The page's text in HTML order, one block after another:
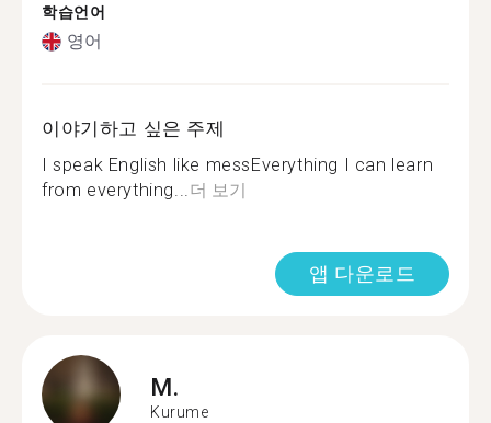
학습언어
영어
이야기하고 싶은 주제
I speak English like messEverything I can learn
from everything...더 보기
앱 다운로드
M.
Kurume